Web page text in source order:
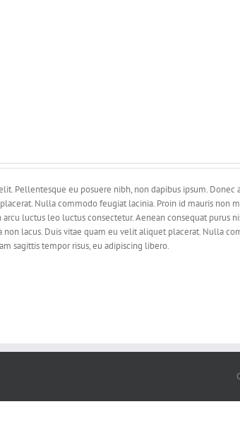
Pellentesque eu posuere nibh, non dapibus ipsum.
Nulla commodo feugiat lacinia. Proin id mauris non
luctus leo luctus consectetur. Aenean consequat purus
lacus. Duis vitae quam eu velit aliquet placerat. Nulla
sagittis tempor risus, eu adipiscing libero.